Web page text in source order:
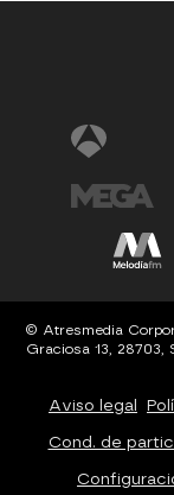
© Atresmedia
Graciosa 13, 28703,
Aviso legal
Cond. de